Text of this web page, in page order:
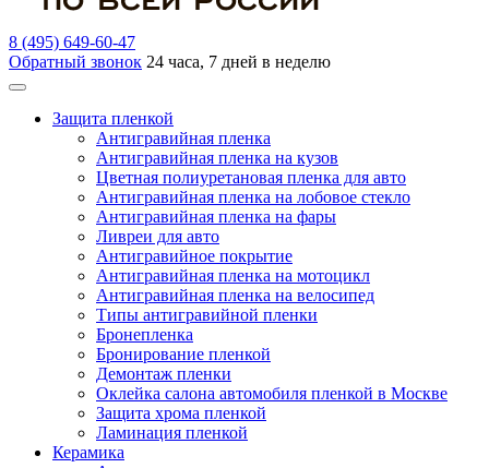
8 (495) 649-60-47
Обратный звонок 24 часа, 7 дней в неделю
Защита пленкой
Антигравийная пленка
Антигравийная пленка на кузов
Цветная полиуретановая пленка для авто
Антигравийная пленка на лобовое стекло
Антигравийная пленка на фары
Ливреи для авто
Антигравийное покрытие
Антигравийная пленка на мотоцикл
Антигравийная пленка на велосипед
Типы антигравийной пленки
Бронепленка
Бронирование пленкой
Демонтаж пленки
Оклейка салона автомобиля пленкой в Москве
Защита хрома пленкой
Ламинация пленкой
Керамика